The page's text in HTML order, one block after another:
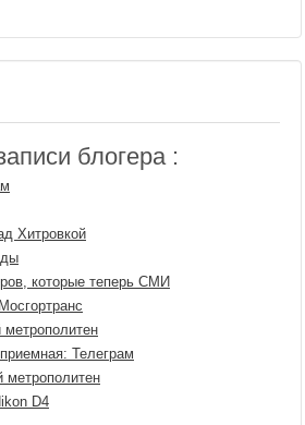
блогера :
Хитровкой
которые теперь СМИ
метрополитен
Телеграм
метрополитен
D4